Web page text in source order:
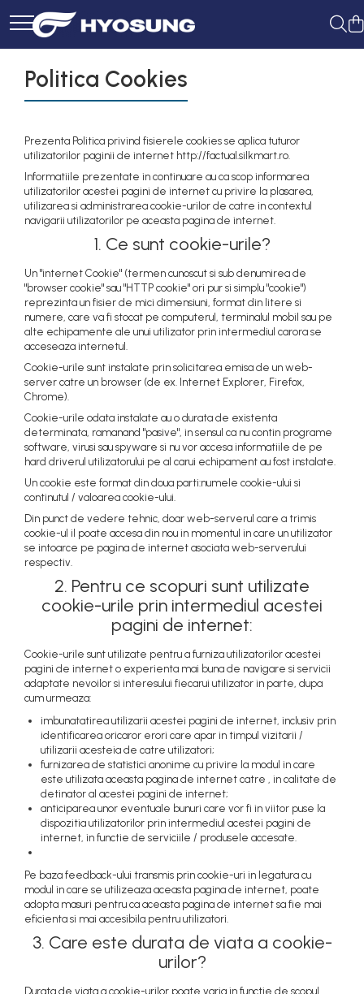
Politica Cookies
Prezenta Politica privind fisierele cookies se aplica tuturor
utilizatorilor paginii de internet http://factual.silkmart.ro.
Informatiile prezentate in continuare au ca scop informarea
utilizatorilor acestei pagini de internet cu privire la plasarea,
utilizarea si administrarea cookie-urilor de catre in contextul
navigarii utilizatorilor pe aceasta pagina de internet.
1. Ce sunt cookie-urile?
Un "internet Cookie" (termen cunoscut si sub denumirea de
"browser cookie" sau "HTTP cookie" ori pur si simplu "cookie")
reprezinta un fisier de mici dimensiuni, format din litere si
numere, care va fi stocat pe computerul, terminalul mobil sau pe
alte echipamente ale unui utilizator prin intermediul carora se
acceseaza internetul.
Cookie-urile sunt instalate prin solicitarea emisa de un web-
server catre un browser (de ex. Internet Explorer, Firefox,
Chrome).
Cookie-urile odata instalate au o durata de existenta
determinata, ramanand "pasive", in sensul ca nu contin programe
software, virusi sau spyware si nu vor accesa informatiile de pe
hard driverul utilizatorului pe al carui echipament au fost instalate.
Un cookie este format din doua parti:numele cookie-ului si
continutul / valoarea cookie-ului.
Din punct de vedere tehnic, doar web-serverul care a trimis
cookie-ul il poate accesa din nou in momentul in care un utilizator
se intoarce pe pagina de internet asociata web-serverului
respectiv.
2. Pentru ce scopuri sunt utilizate
cookie-urile prin intermediul acestei
pagini de internet:
Cookie-urile sunt utilizate pentru a furniza utilizatorilor acestei
pagini de internet o experienta mai buna de navigare si servicii
adaptate nevoilor si interesului fiecarui utilizator in parte, dupa
cum urmeaza:
imbunatatirea utilizarii acestei pagini de internet, inclusiv prin
identificarea oricaror erori care apar in timpul vizitarii /
utilizarii acesteia de catre utilizatori;
furnizarea de statistici anonime cu privire la modul in care
este utilizata aceasta pagina de internet catre , in calitate de
detinator al acestei pagini de internet;
anticiparea unor eventuale bunuri care vor fi in viitor puse la
dispozitia utilizatorilor prin intermediul acestei pagini de
internet, in functie de serviciile / produsele accesate.
Pe baza feedback-ului transmis prin cookie-uri in legatura cu
modul in care se utilizeaza aceasta pagina de internet, poate
adopta masuri pentru ca aceasta pagina de internet sa fie mai
eficienta si mai accesibila pentru utilizatori.
3. Care este durata de viata a cookie-
urilor?
Durata de viata a cookie-urilor poate varia in functie de scopul